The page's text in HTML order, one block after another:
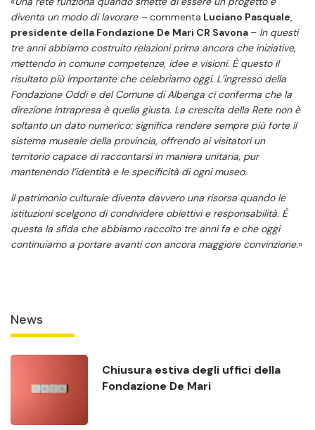
diventa un modo di lavorare –commenta Luciano Pasquale,
presidente della Fondazione De Mari CR Savona – In questi
tre anni abbiamo costruito relazioni prima ancora che iniziative,
mettendo in comune competenze, idee e visioni. È questo il
risultato più importante che celebriamo oggi. L’ingresso della
Fondazione Oddi e del Comune di Albenga ci conferma che la
direzione intrapresa è quella giusta. La crescita della Rete non è
soltanto un dato numerico: significa rendere sempre più forte il
sistema museale della provincia, offrendo ai visitatori un
territorio capace di raccontarsi in maniera unitaria, pur
mantenendo l’identità e le specificità di ogni museo.
Il patrimonio culturale diventa davvero una risorsa quando le
istituzioni scelgono di condividere obiettivi e responsabilità. È
questa la sfida che abbiamo raccolto tre anni fa e che oggi
continuiamo a portare avanti con ancora maggiore convinzione.»
News
Chiusura estiva degli uffici della
Fondazione De Mari